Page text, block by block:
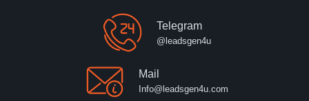
Telegram
@leadsgen4u
Mail
Info@leadsgen4u.com